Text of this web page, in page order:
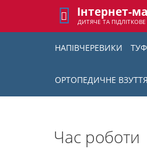
Інтернет-
ДИТЯЧЕ ТА ПІДЛІТКОВЕ
НАПІВЧЕРЕВИКИ
ОРТОПЕДИЧНЕ ВЗУТТЯ
Час роботи